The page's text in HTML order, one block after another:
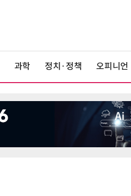
과학 정치·정책 오피니언